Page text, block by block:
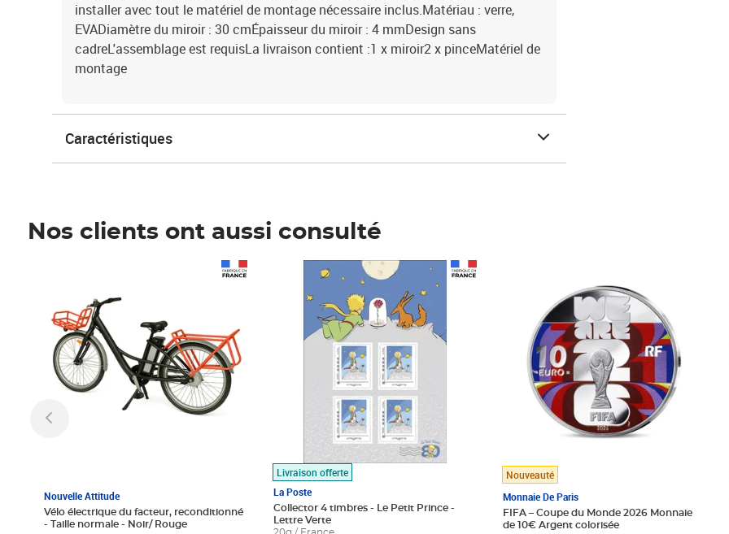
installer avec tout le matériel de montage nécessaire inclus.Matériau : verre,
EVADiamètre du miroir : 30 cmÉpaisseur du miroir : 4 mmDesign sans
cadreL'assemblage est requisLa livraison contient :1 x miroir2 x pinceMatériel de
montage
Caractéristiques
Nos clients ont aussi consulté
Nouvelle Attitude
Vélo électrique du facteur, reconditionné
- Taille normale - Noir/ Rouge
Livraison offerte
La Poste
Collector 4 timbres - Le Petit Prince -
Lettre Verte
Prix 7,50€
Nouveauté
Monnaie De Paris
FIFA – Coupe du Monde 2026 Monnaie
de 10€ Argent colorisée